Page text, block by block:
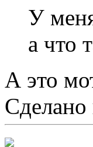
У
а что
А это